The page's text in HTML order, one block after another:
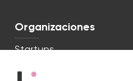
Organizaciones
Startups